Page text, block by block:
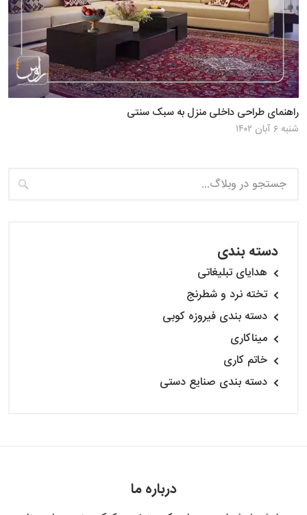
دسته بندی
هدایای تبلیغاتی
تخته نرد و شطرنج
دسته بندی فیروزه کوبی
میناکاری
خاتم کاری
دسته بندی صنایع دستی
راهنمای طراحی داخلی منزل به سبک سنتی
شنبه ۶ آبان ۱۴۰۲
درباره ما